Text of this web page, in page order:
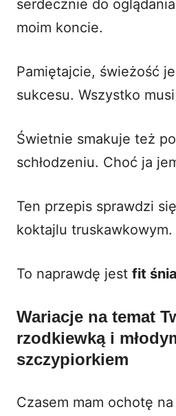
serdecznie do
moim koncie.
Pamiętajcie, świeżość
sukcesu. Wszystko
Świetnie smakuje też
schłodzeniu. Choć ja
Ten przepis sprawdzi
koktajlu truskawkowym.
To naprawdę jest fit
Wariacje na temat
rzodkiewką i
szczypiorkiem
Czasem mam ochotę